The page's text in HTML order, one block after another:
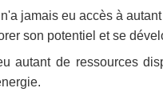
jamais eu accès à
son potentiel et se
autant de ressources